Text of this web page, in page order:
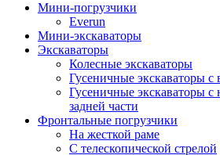
Мини-погрузчики
Everun
Мини-экскаваторы
Экскаваторы
Колесные экскаваторы
Гусеничные экскаваторы с
Гусеничные экскаваторы
задней части
Фронтальные погрузчики
На жесткой раме
С телескопической стрелой